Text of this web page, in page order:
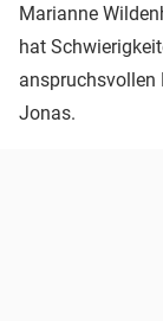
Marianne
hat
anspruchsvollen
Jonas.